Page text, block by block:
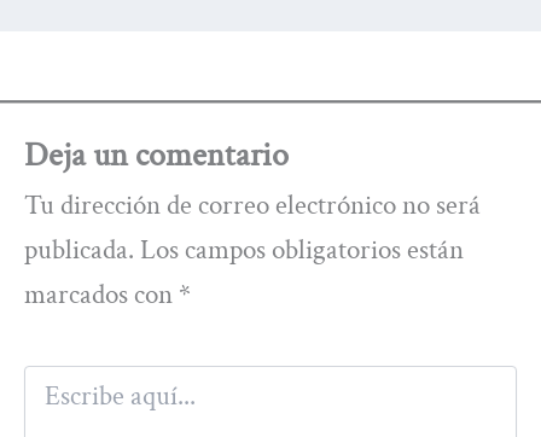
Deja un comentario
Tu dirección de correo electrónico no será
publicada. Los campos obligatorios están
marcados con *
Escribe
aquí...